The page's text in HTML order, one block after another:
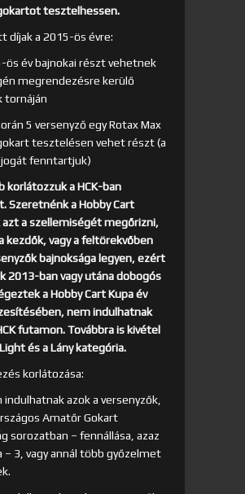
tesztelhessen.
díjak a 2015-ös évre:
ös év bajnokai részt vehetnek
megrendezésre kerülő
tornáján
5 versenyző egy Rotax Max
tesztelésen vehet részt (a
jogát fenntartjuk)
korlátozzuk a HCK-ban
Szeretnénk a Hobby Cart
azt a szellemiségét megőrizni,
kezdők, vagy a feltörekvőben
bajnoksága legyen, ezért
2013-ban vagy utána dobogós
a Hobby Cart Kupa év
nem indulhatnak
futamon. Továbbra is kivétel
és a Lány kategória.
korlátozása:
indulhatnak azok a versenyzők,
Amatőr Gokart
sorozatban – fennállása, azaz
– 3, vagy annál több győzelmet